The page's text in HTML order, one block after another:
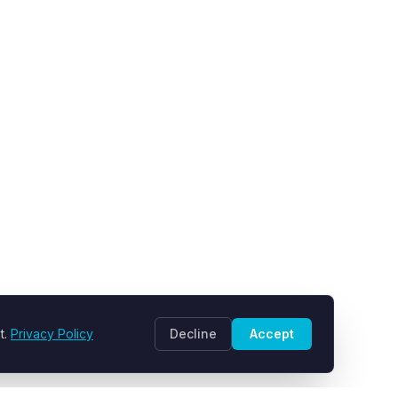
Privacy Policy Decline Accept